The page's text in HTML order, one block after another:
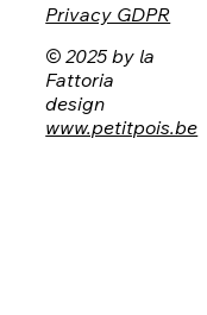
Privacy GDPR
© 2025 by la
Fattoria
design
www.petitpois.be